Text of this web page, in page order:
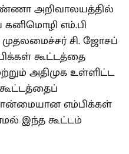
அறிவாலயத்தில்
கனிமொழி எம்.பி
முதலமைச்சர் சி. ஜோசப்
கூட்டத்தை
அதிமுக உள்ளிட்ட
எம்பிக்கள்
இந்த கூட்டம்